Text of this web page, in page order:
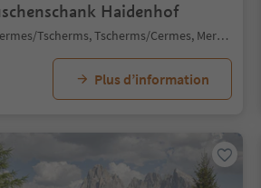
Haidenhof
Cermes/Tscherms, Tscherms/Cermes, Meran/Merano and environs
Plus d’information